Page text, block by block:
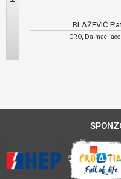
BLAŽEVIĆ
CRO,